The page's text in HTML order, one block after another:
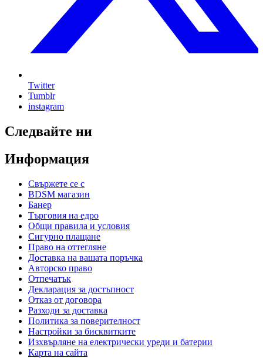
Twitter
Tumblr
instagram
Следвайте ни
Информация
Свържете се с
BDSM магазин
Банер
Търговия на едро
Общи правила и условия
Сигурно плащане
Право на оттегляне
Доставка на вашата поръчка
Авторско право
Отпечатък
Декларация за достъпност
Отказ от договора
Разходи за доставка
Политика за поверителност
Настройки за бисквитките
Изхвърляне на електрически уреди и батерии
Карта на сайта